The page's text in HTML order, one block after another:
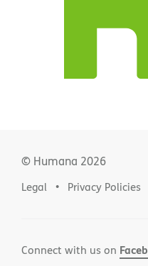
© Humana 2026
Legal Privacy Policies
Connect with us on